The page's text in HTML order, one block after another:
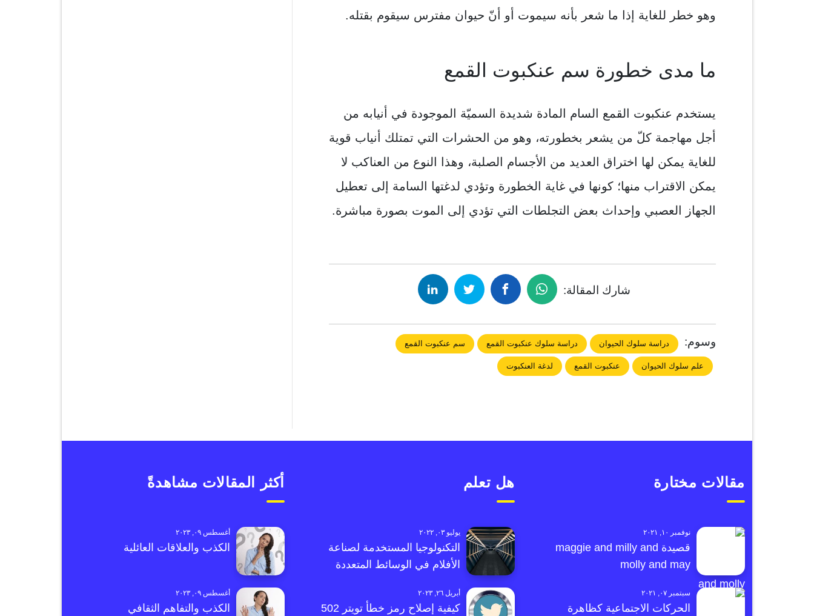
وهو خطر للغاية إذا ما شعر بأنه سيموت أو أنّ حيوان مفترس سيقوم بقتله.
ما مدى خطورة سم عنكبوت القمع
يستخدم عنكبوت القمع السام المادة شديدة السميّة الموجودة في أنيابه من
أجل مهاجمة كلّ من يشعر بخطورته، وهو من الحشرات التي تمتلك أنياب قوية
للغاية يمكن لها اختراق العديد من الأجسام الصلبة، وهذا النوع من العناكب لا
يمكن الاقتراب منها؛ كونها في غاية الخطورة وتؤدي لدغتها السامة إلى تعطيل
الجهاز العصبي وإحداث بعض التجلطات التي تؤدي إلى الموت بصورة مباشرة.
شارك المقالة:
وسوم: دراسة سلوك الحيوان دراسة سلوك عنكبوت القمع سم عنكبوت القمع
علم سلوك الحيوان عنكبوت القمع لدغة العنكبوت
مقالات مختارة
نوفمبر ١٠, ٢٠٢١
قصيدة maggie and milly and
molly and may
سبتمبر ٠٧, ٢٠٢١
الحركات الاجتماعية كظاهرة
هل تعلم
يوليو ٠٣, ٢٠٢٢
التكنولوجيا المستخدمة لصناعة
الأفلام في الوسائط المتعددة
أبريل ٢٦, ٢٠٢٣
كيفية إصلاح رمز خطأ تويتر 502
أكثر المقالات مشاهدةً
أغسطس ٠٩, ٢٠٢٣
الكذب والعلاقات العائلية
أغسطس ٠٩, ٢٠٢٣
الكذب والتفاهم الثقافي